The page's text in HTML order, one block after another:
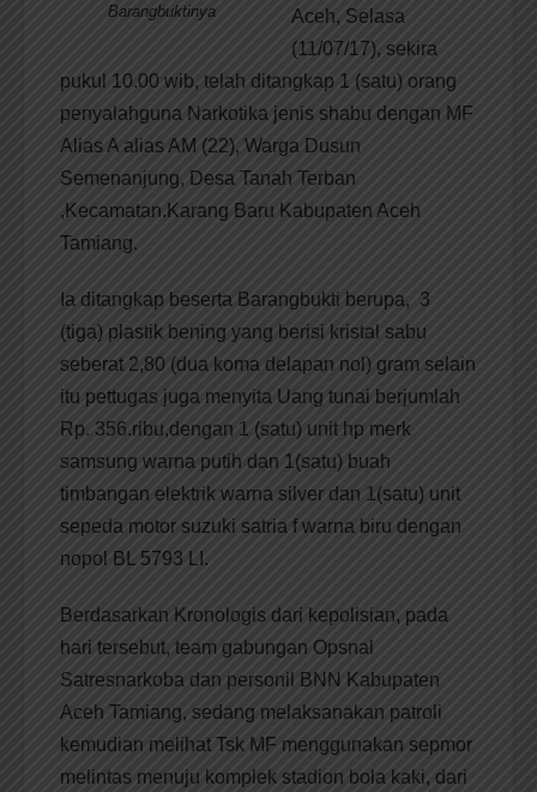
Barangbuktinya
Aceh, Selasa
(11/07/17), sekira
pukul 10.00 wib, telah ditangkap 1 (satu) orang
penyalahguna Narkotika jenis shabu dengan MF
Alias A alias AM (22), Warga Dusun
Semenanjung, Desa Tanah Terban
,Kecamatan.Karang Baru Kabupaten Aceh
Tamiang.
Ia ditangkap beserta Barangbukti berupa, 3
(tiga) plastik bening yang berisi kristal sabu
seberat 2,80 (dua koma delapan nol) gram selain
itu pettugas juga menyita Uang tunai berjumlah
Rp. 356.ribu,dengan 1 (satu) unit hp merk
samsung warna putih dan 1(satu) buah
timbangan elektrik warna silver dan 1(satu) unit
sepeda motor suzuki satria f warna biru dengan
nopol BL 5793 LI.
Berdasarkan Kronologis dari kepolisian, pada
hari tersebut, team gabungan Opsnal
Satresnarkoba dan personil BNN Kabupaten
Aceh Tamiang, sedang melaksanakan patroli
kemudian melihat Tsk MF menggunakan sepmor
melintas menuju komplek stadion bola kaki, dari